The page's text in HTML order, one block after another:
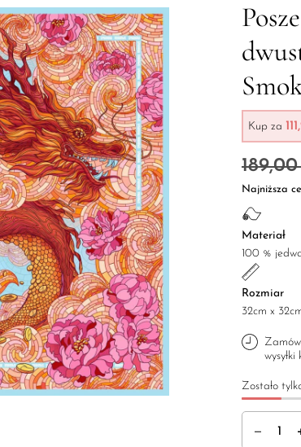
Kup za
Najniższa
Materiał
100 %
Rozmiar
32cm x
Zostało
ilość